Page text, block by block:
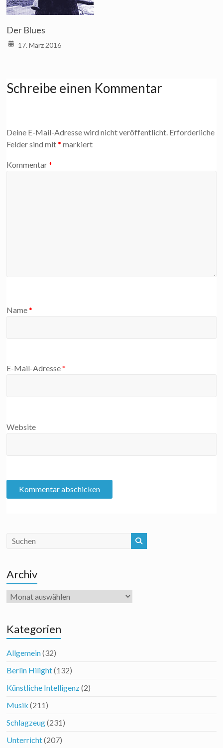
Der Blues
17. März 2016
Schreibe einen Kommentar
Deine E-Mail-Adresse wird nicht veröffentlicht. Erforderliche
Felder sind mit* markiert
Kommentar*
Name*
E-Mail-Adresse*
Website
Archiv
Archiv
Kategorien
Allgemein(32)
Berlin Hilight(132)
Künstliche Intelligenz(2)
Musik (211)
Schlagzeug(231)
Unterricht(207)